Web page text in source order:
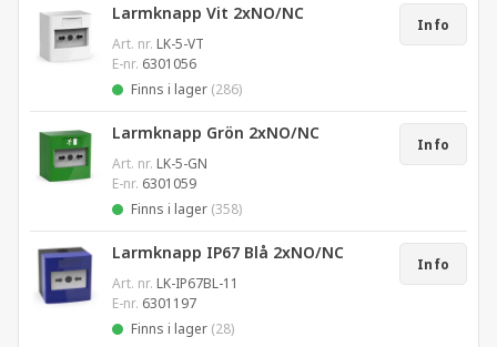
Larmknapp Vit 2xNO/NC
Art. nr. LK-5-VT
E-nr. 6301056
Finns i lager (286)
Info
Larmknapp Grön 2xNO/NC
Art. nr. LK-5-GN
E-nr. 6301059
Finns i lager (358)
Info
Larmknapp IP67 Blå 2xNO/NC
Art. nr. LK-IP67BL-11
E-nr. 6301197
Finns i lager (28)
Info